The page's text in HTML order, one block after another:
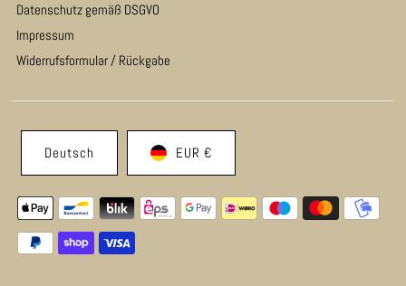
Datenschutz gemäß DSGVO
Impressum
Widerrufsformular / Rückgabe
Deutsch EUR €